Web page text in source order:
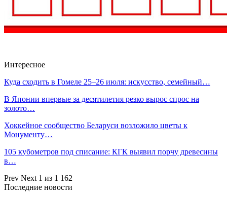
Интересное
Куда сходить в Гомеле 25–26 июля: искусство, семейный…
В Японии впервые за десятилетия резко вырос спрос на
золото…
Хоккейное сообщество Беларуси возложило цветы к
Монументу…
105 кубометров под списание: КГК выявил порчу древесины
в…
Prev Next 1 из 1 162
Последние новости